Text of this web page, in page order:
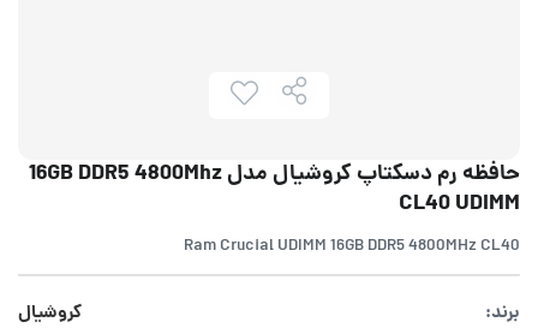
حافظه رم دسکتاپ کروشیال مدل 16GB DDR5 4800Mhz
CL40 UDIMM
Ram Crucial UDIMM 16GB DDR5 4800MHz CL40
برند: کروشیال